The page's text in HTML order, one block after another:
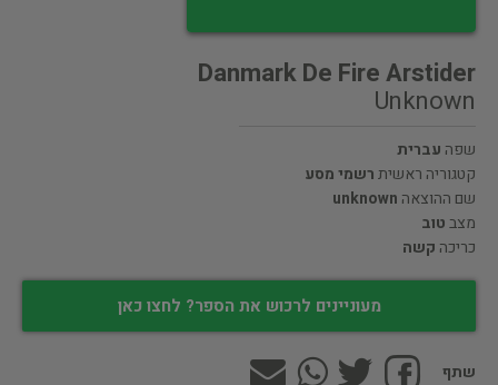
Danmark De Fire Arstider
Unknown
שפה עברית
קטגוריה ראשיתרשמי מסע
שם ההוצאה unknown
מצבטוב
כריכה קשה
מעוניינים לרכוש את הספר? לחצו כאן
שתף